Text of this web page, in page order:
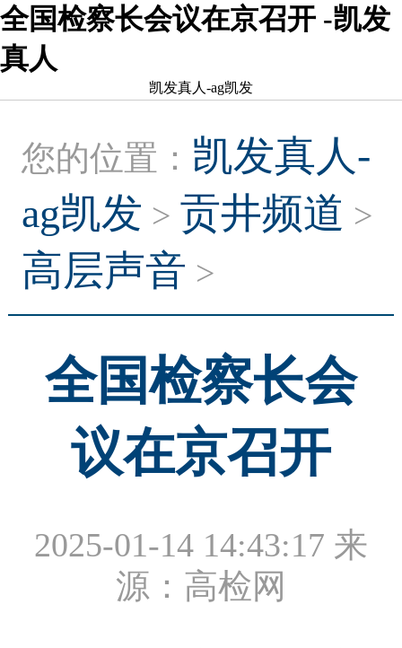
全国检察长会议在京召开 -凯发
真人
凯发真人-ag凯发
您的位置： 凯发真人-
ag凯发 > 贡井频道 >
高层声音 >
全国检察长会
议在京召开
2025-01-14 14:43:17 来
源：高检网